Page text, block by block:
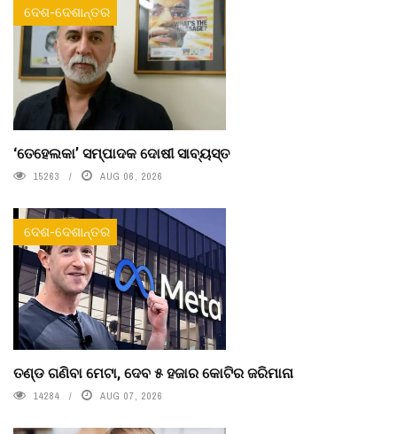
ଦେଶ-ଦେଶାନ୍ତର
‘ତେହେଲକା’ ସମ୍ପାଦକ ଦୋଷୀ ସାବ୍ୟସ୍ତ
15263 AUG 06, 2026
ଦେଶ-ଦେଶାନ୍ତର
ତଣ୍ଡ ଗଣିବା ମେଟା, ଦେବ ୫ ହଜାର କୋଟିର ଜରିମାନା
14284 AUG 07, 2026